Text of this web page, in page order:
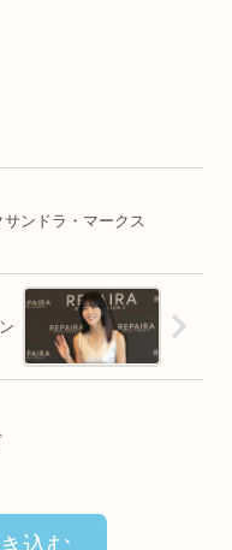
ンドラ・マークス